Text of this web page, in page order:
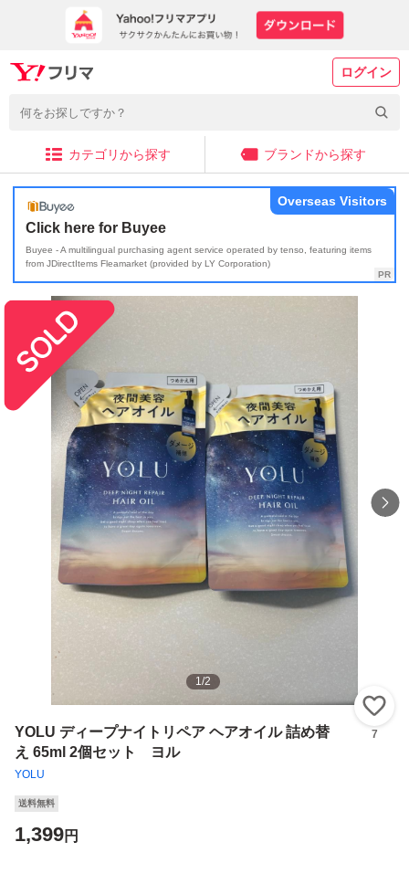
ログイン
カテゴリから探す ブランドから探す
Click here for Buyee
Buyee - A multilingual purchasing agent service operated by tenso, featuring items
from JDirectItems Fleamarket (provided by LY Corporation)
Overseas Visitors
1/2
YOLU ディープナイトリペア ヘアオイル 詰め替
え 65ml 2個セット ヨル
YOLU
7
送料無料
1,399円